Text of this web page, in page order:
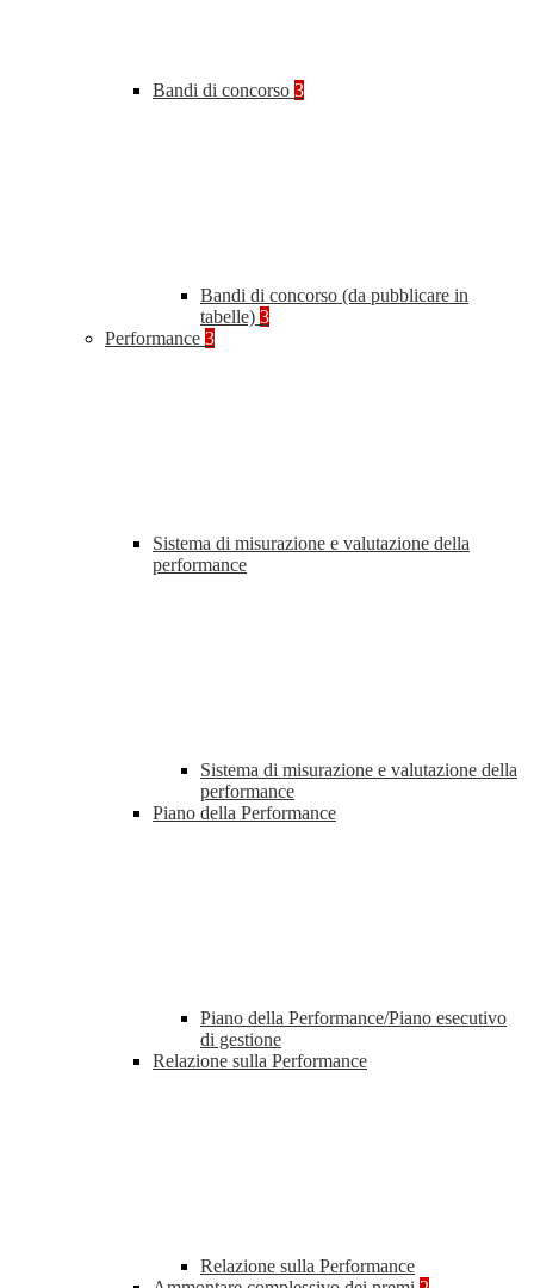
Bandi di concorso 3
Bandi di concorso (da pubblicare in
tabelle) 3
Performance 3
Sistema di misurazione e valutazione della
performance
Sistema di misurazione e valutazione della
performance
Piano della Performance
Piano della Performance/Piano esecutivo
di gestione
Relazione sulla Performance
Relazione sulla Performance